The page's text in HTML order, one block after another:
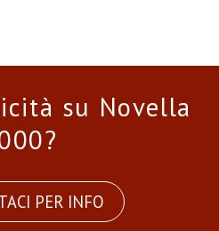
su Novella
PER INFO